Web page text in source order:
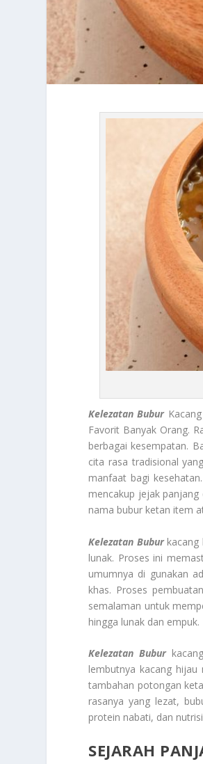
Kelezatan BuburKacang
Favorit Banyak Orang.
berbagai kesempatan.
cita rasa tradisional
manfaat bagi
mencakup jejak
nama bubur ketan item
Kelezatan Buburkacang
lunak. Proses ini
umumnya di gunakan
khas. Proses
semalaman untuk
hingga lunak dan empuk.
Kelezatan Bubur
lembutnya kacang
tambahan potongan
rasanya yang lezat,
protein nabati, dan
SEJARAH